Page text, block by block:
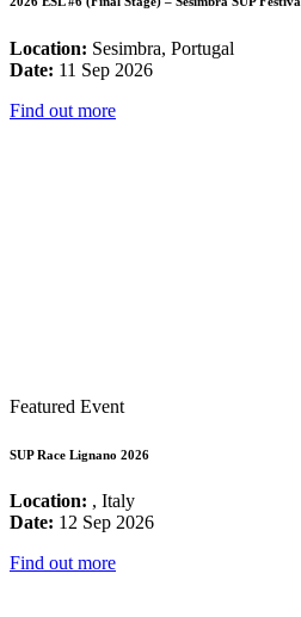
Location: Sesimbra, Portugal
Date: 11 Sep 2026
Find out more
Featured Event
SUP Race Lignano 2026
Location: , Italy
Date: 12 Sep 2026
Find out more